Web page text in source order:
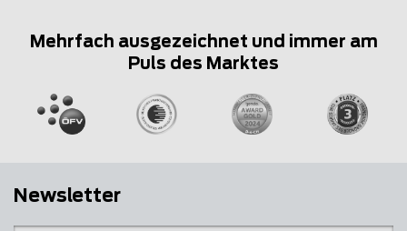
Mehrfach ausgezeichnet und immer am
Puls des Marktes
Newsletter